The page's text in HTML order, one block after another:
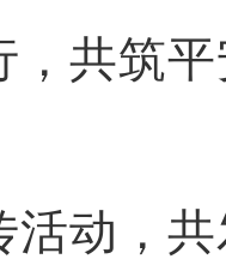
，共筑
动，共